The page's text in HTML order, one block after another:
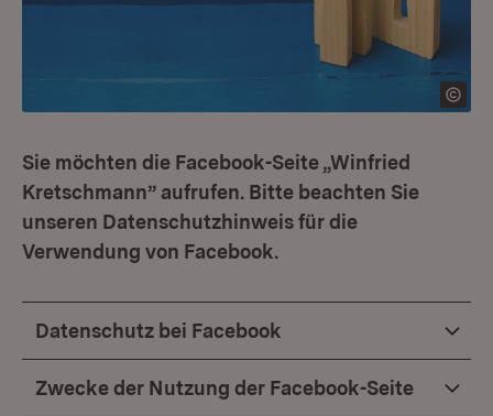
Sie möchten die Facebook-Seite „Winfried
Kretschmann” aufrufen. Bitte beachten Sie
unseren Datenschutzhinweis für die
Verwendung von Facebook.
Datenschutz bei Facebook
Zwecke der Nutzung der Facebook-Seite